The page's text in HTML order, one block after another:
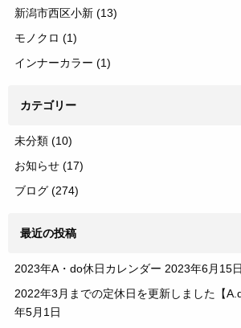
新潟市西区小新 (13)
モノクロ (1)
インナーカラー (1)
カテゴリー
未分類 (10)
お知らせ (17)
ブログ (274)
最近の投稿
2023年A・do休日カレンダー 2023年6月15日
2022年3月までの定休日を更新しました【
年5月1日